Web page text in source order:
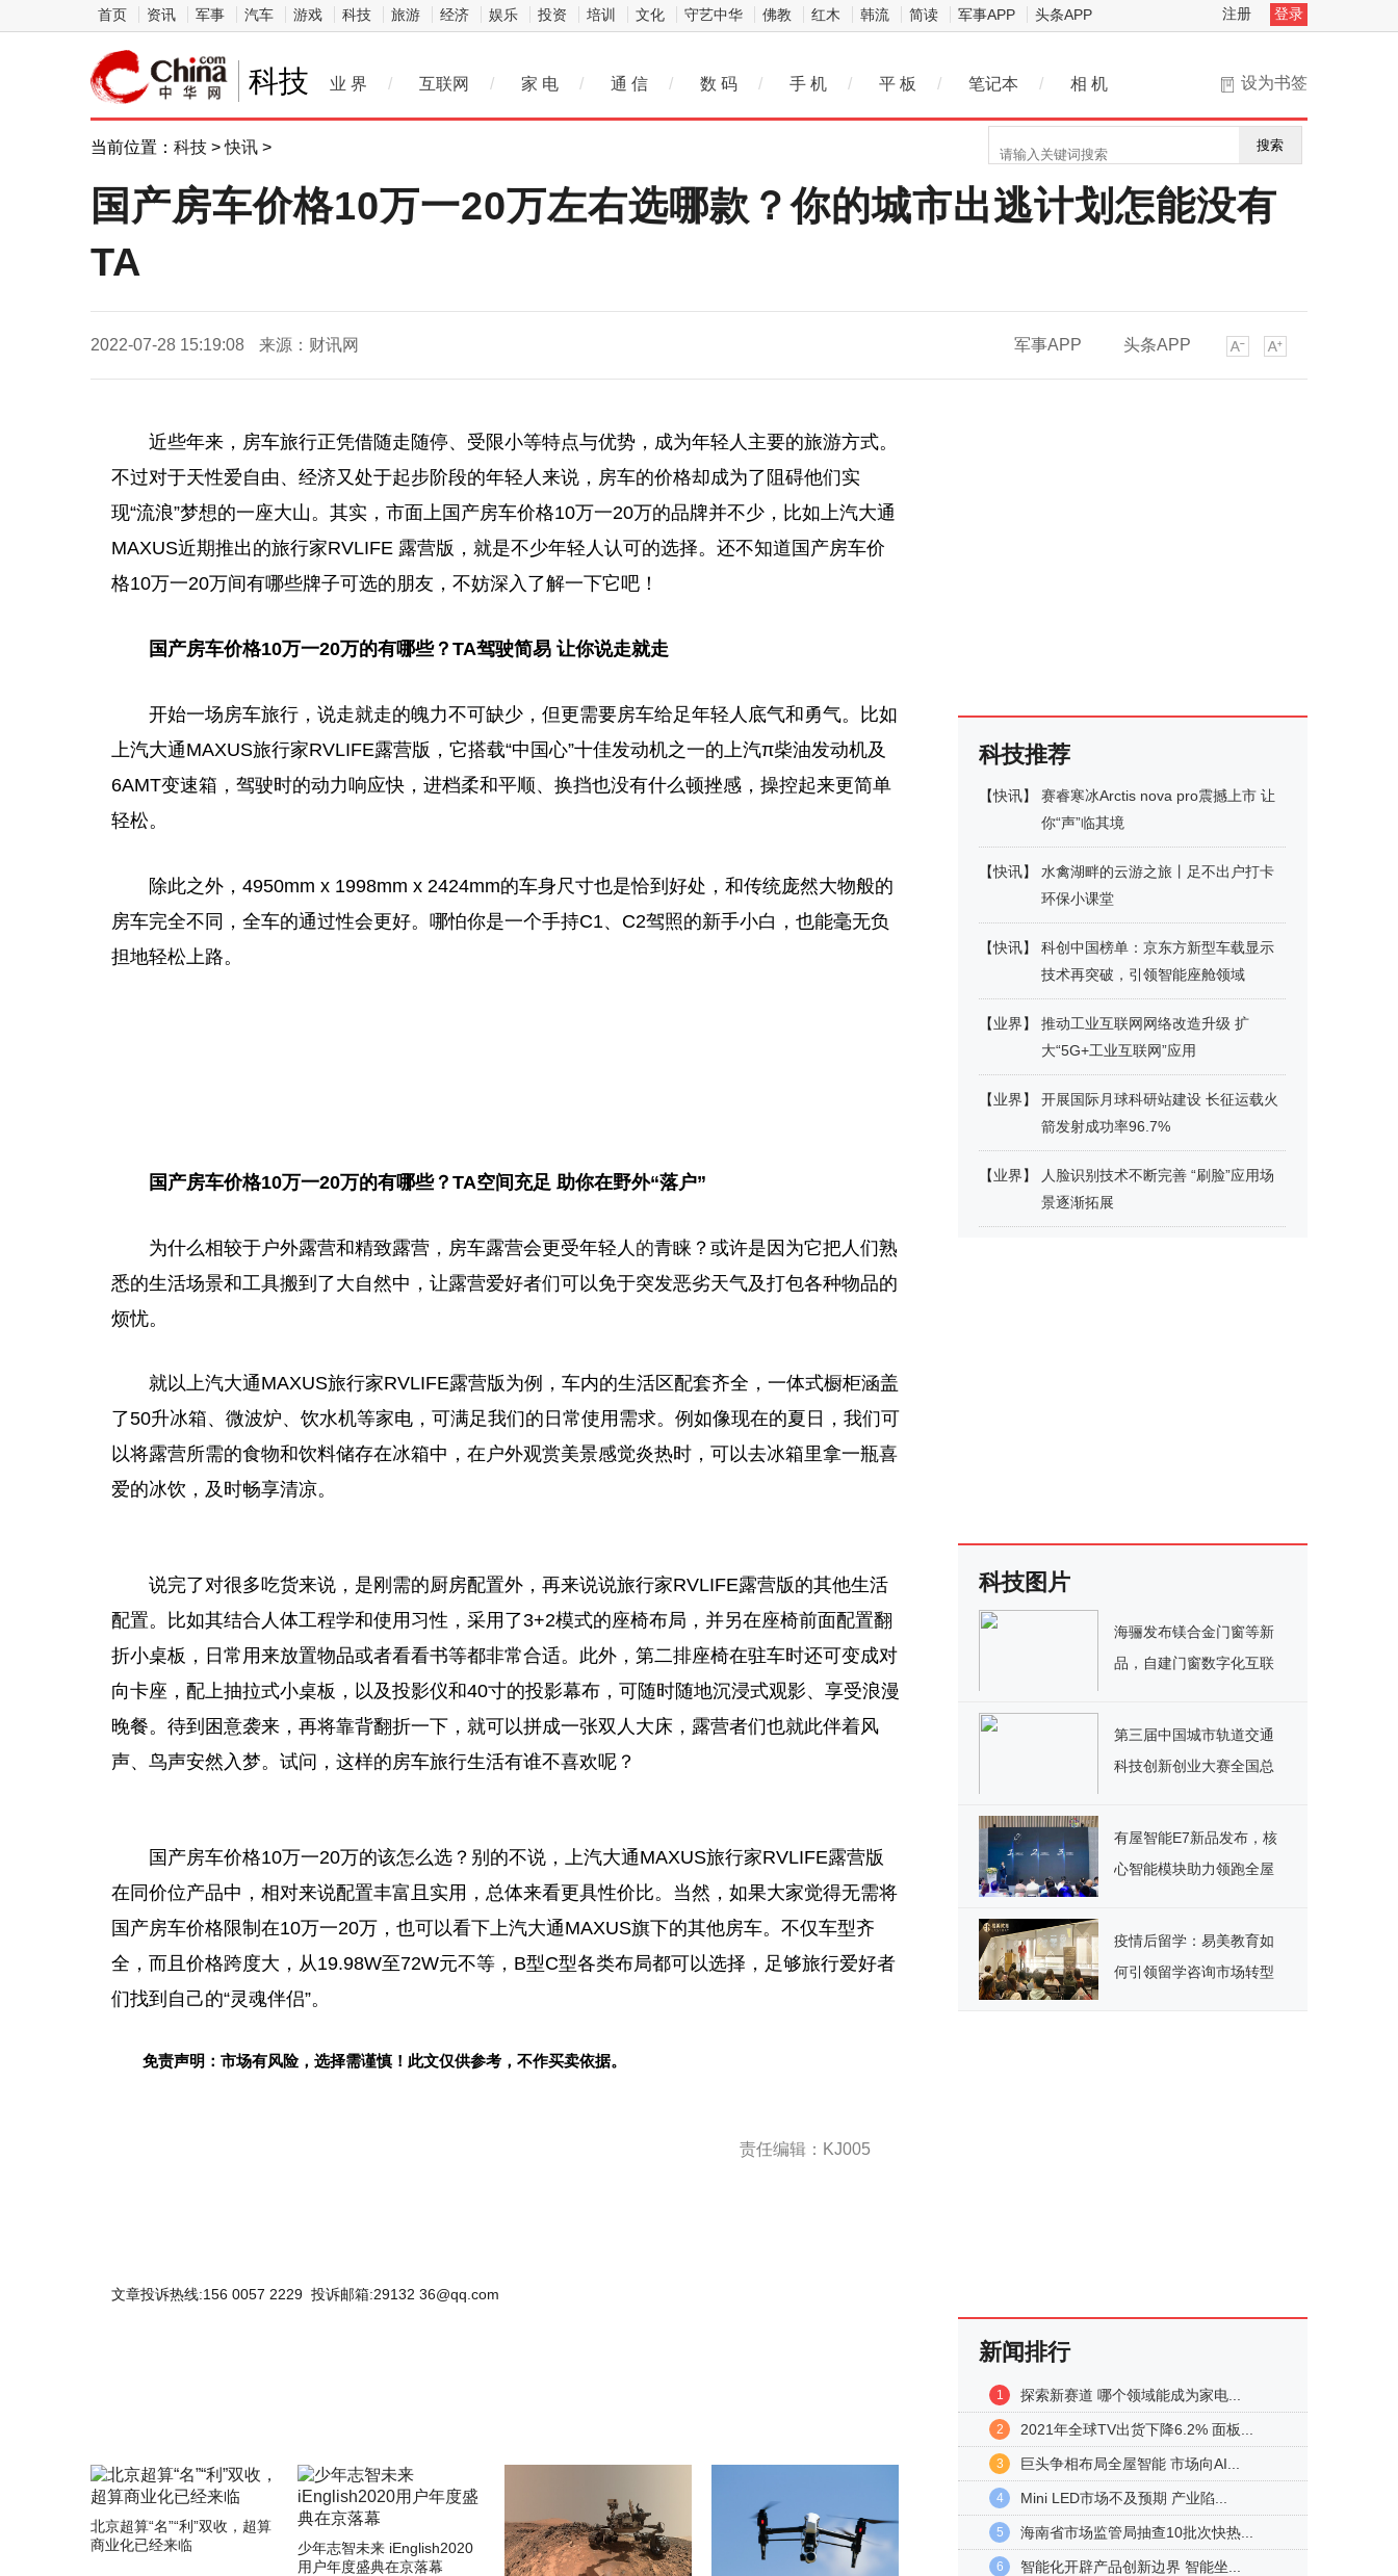
首页 资讯 军事 汽车 游戏 科技 旅游 经济 娱乐 投资 培训 文化 守艺中华 佛教 红木 韩流 简读 军事APP 头条APP 注册 登录
科技 设为书签
业 界 / 互联网 / 家 电 / 通 信 / 数 码 / 手 机 / 平 板 / 笔记本 / 相 机
当前位置： 科技 >快讯 > 搜索
国产房车价格10万一20万左右选哪款？你的城市出逃计划怎能没有
TA
2022-07-28 15:19:08 来源：财讯网 军事APP 头条APP
近些年来，房车旅行正凭借随走随停、受限小等特点与优势，成为年轻人主要的旅游方式。
不过对于天性爱自由、经济又处于起步阶段的年轻人来说，房车的价格却成为了阻碍他们实
现“流浪”梦想的一座大山。其实，市面上国产房车价格10万一20万的品牌并不少，比如上汽大通
MAXUS近期推出的旅行家RVLIFE 露营版，就是不少年轻人认可的选择。还不知道国产房车价
格10万一20万间有哪些牌子可选的朋友，不妨深入了解一下它吧！
国产房车价格10万一20万的有哪些？TA驾驶简易 让你说走就走
开始一场房车旅行，说走就走的魄力不可缺少，但更需要房车给足年轻人底气和勇气。比如
上汽大通MAXUS旅行家RVLIFE露营版，它搭载“中国心”十佳发动机之一的上汽π柴油发动机及
6AMT变速箱，驾驶时的动力响应快，进档柔和平顺、换挡也没有什么顿挫感，操控起来更简单
轻松。
除此之外，4950mm x 1998mm x 2424mm的车身尺寸也是恰到好处，和传统庞然大物般的
房车完全不同，全车的通过性会更好。哪怕你是一个手持C1、C2驾照的新手小白，也能毫无负
担地轻松上路。
国产房车价格10万一20万的有哪些？TA空间充足 助你在野外“落户”
为什么相较于户外露营和精致露营 ， 房车露营会更受年轻人 的青睐？或许是因为它把人们熟
悉的生活场景和工具搬到了大自然中，让露营爱好者们可以免于突发恶劣天气及打包各种物品的
烦忧。
就以上汽大通MAXUS旅行家RVLIFE露营版为例，车内的生活区配套齐全，一体式橱柜涵盖
了50升冰箱、微波炉、饮水机等家电，可满足我们的日常使用需求。例如像现在的夏日，我们可
以将露营所需的食物和饮料储存在冰箱中，在户外观赏美景感觉炎热时，可以去冰箱里拿一瓶喜
爱的冰饮，及时畅享清凉。
说完了对很多吃货来说，是刚需的厨房配置外，再来说说旅行家RVLIFE露营版的其他生活
配置。比如其结合人体工程学和使用习性，采用了3+2模式的座椅布局，并另在座椅前面配置翻
折小桌板，日常用来放置物品或者看看书等都非常合适。此外，第二排座椅在驻车时还可变成对
向卡座，配上抽拉式小桌板，以及投影仪和40寸的投影幕布，可随时随地沉浸式观影、享受浪漫
晚餐。待到困意袭来，再将靠背翻折一下，就可以拼成一张双人大床，露营者们也就此伴着风
声、鸟声安然入梦。试问，这样的房车旅行生活有谁不喜欢呢？
国产房车价格10万一20万的该怎么选？别的不说，上汽大通MAXUS旅行家RVLIFE露营版
在同价位产品中，相对来说配置丰富且实用，总体来看更具性价比。当然，如果大家觉得无需将
国产房车价格限制在10万一20万，也可以看下上汽大通MAXUS旗下的其他房车。不仅车型齐
全，而且价格跨度大，从19.98W至72W元不等，B型C型各类布局都可以选择，足够旅行爱好者
们找到自己的“灵魂伴侣”。
免责声明：市场有风险，选择需谨慎！此文仅供参考，不作买卖依据。
责任编辑：KJ005
文章投诉热线:156 0057 2229 投诉邮箱:29132 36@qq.com
北京超算“名”“利”双收，超算
商业化已经来临
少年志智未来 iEnglish2020
用户年度盛典在京落幕
科技推荐
【快讯】
赛睿寒冰Arctis nova pro震撼上市 让
你“声”临其境
【快讯】
水禽湖畔的云游之旅丨足不出户打卡
环保小课堂
【快讯】
科创中国榜单：京东方新型车载显示
技术再突破，引领智能座舱领域
【业界】
推动工业互联网网络改造升级 扩
大“5G+工业互联网”应用
【业界】
开展国际月球科研站建设 长征运载火
箭发射成功率96.7%
【业界】
人脸识别技术不断完善 “刷脸”应用场
景逐渐拓展
科技图片
海骊发布镁合金门窗等新
品，自建门窗数字化互联
第三届中国城市轨道交通
科技创新创业大赛全国总
举行
有屋智能E7新品发布，核
心智能模块助力领跑全屋
疫情后留学：易美教育如
何引领留学咨询市场转型
新闻排行
1 探索新赛道 哪个领域能成为家电...
2 2021年全球TV出货下降6.2% 面板...
3 巨头争相布局全屋智能 市场向AI...
4 Mini LED市场不及预期 产业陷...
5 海南省市场监管局抽查10批次快热...
6 智能化开辟产品创新边界 智能坐...